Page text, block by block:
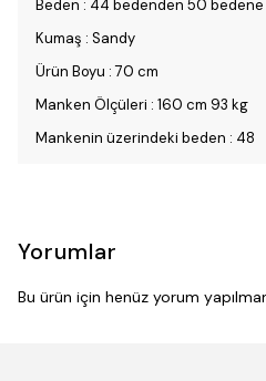
Beden : 44 bedenden 50
Kumaş : Sandy
Ürün Boyu : 70 cm
Manken Ölçüleri : 160 cm 93 kg
Mankenin üzerindeki beden : 48
Yorumlar
Bu ürün için henüz yorum